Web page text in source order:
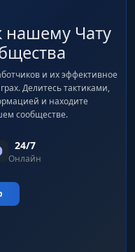
нашему Чату
и их эффективное
Делитесь тактиками,
и находите
сообществе.
24/7
Онлайн